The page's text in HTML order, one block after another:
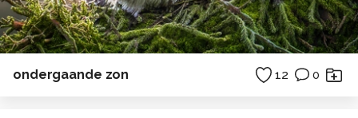
ondergaande zon 12 0